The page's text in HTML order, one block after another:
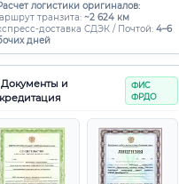
логистики оригиналов:
транзита: ~2 624 км
доставка СДЭК / Почтой: 4–6
дней
Документы и
ФИС
ФРДО